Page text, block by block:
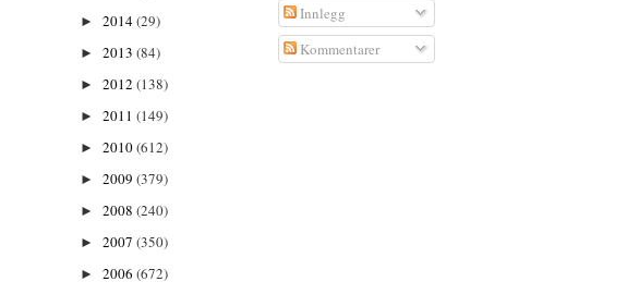
► 2014(29)
► 2013 (84)
► 2012 (138)
► 2011 (149)
► 2010(612)
► 2009 (379)
► 2008 (240)
► 2007 (350)
► 2006 (672)
Innlegg
Kommentarer